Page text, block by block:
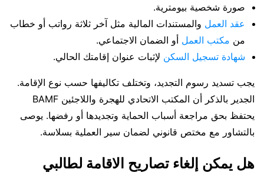
صورة شخصية بيومترية.
عقد العمل والمستندات المالية مثل آخر ثلاثة رواتب أو خطاب
من مكتب العمل أو الضمان الاجتماعي.
شهادة تسجيل السكن لإثبات عنوان إقامتك الحالي.
يجب تسديد رسوم التجديد، وتختلف تكاليفها حسب نوع الإقامة.
الجدير بالذكر أن المكتب الاتحادي للهجرة واللاجئين BAMF
يحتفظ بحق مراجعة أسباب الحماية وتجديدها أو رفضها. يوصى
بالتشاور مع مختص قانوني لضمان سير العملية بسلاسة.
هل يمكن إلغاء تصاريح الاقامة لطالبي